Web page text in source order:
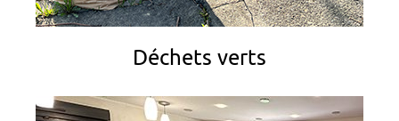
Déchets verts